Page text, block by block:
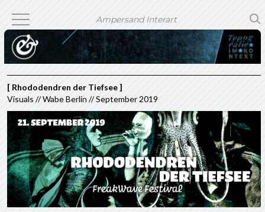
[ Rhododendren der Tiefsee ]
Visuals // Wabe Berlin // September 2019
Ampersand Interart